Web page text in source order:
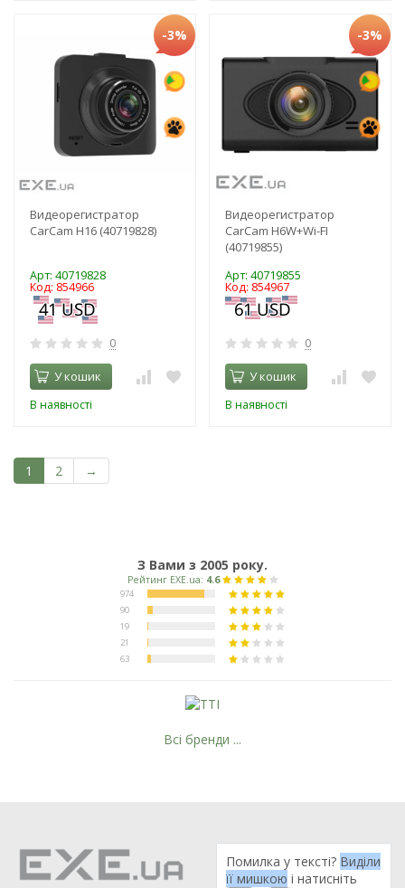
-3%
Видеорегистратор
CarCam H16 (40719828)
Арт: 40719828
Код: 854966
0
У кошик
В наявності
-3%
Видеорегистратор
CarCam H6W+Wi-FI
(40719855)
Арт: 40719855
Код: 854967
0
У кошик
В наявності
1 2 →
З Вами з 2005 року.
Всі бренди ...
Помилка у тексті? Виділи
її мишкою і натисніть